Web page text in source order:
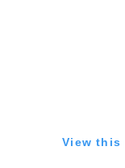
View this